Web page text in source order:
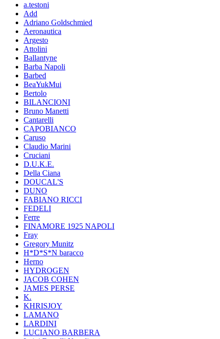
a.testoni
Add
Adriano Goldschmied
Aeronautica
Argesto
Attolini
Ballantyne
Barba Napoli
Barbed
BeaYukMui
Bertolo
BILANCIONI
Bruno Manetti
Cantarelli
CAPOBIANCO
Caruso
Claudio Marini
Cruciani
D.U.K.E.
Della Ciana
DOUCAL'S
DUNO
FABIANO RICCI
FEDELI
Ferre
FINAMORE 1925 NAPOLI
Fray
Gregory Munitz
H*D*S*N baracco
Herno
HYDROGEN
JACOB COHEN
JAMES PERSE
K.
KHRISJOY
LAMANO
LARDINI
LUCIANO BARBERA